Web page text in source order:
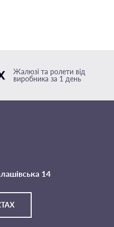
Жалюзі та ролети від
виробника за 1 день
14